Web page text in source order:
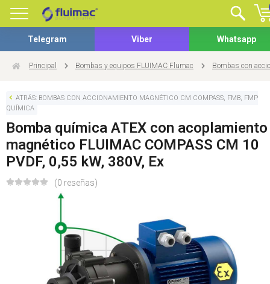
Telegram Viber Whatsapp
Principal Bombas y equipos FLUIMAC Flumac Bombas con
ATRÁS: BOMBAS CON ACCIONAMIENTO MAGNÉTICO CM COMPASS, FMB, FMP
QUÍMICA
Bomba química ATEX con acoplamiento
magnético FLUIMAC COMPASS CM 10
PVDF, 0,55 kW, 380V, Ex
(0 reseñas)